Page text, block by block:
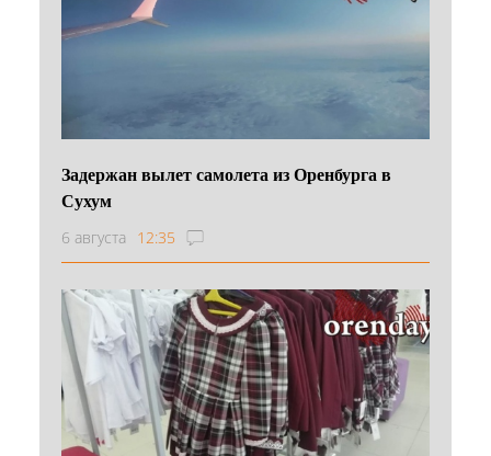
Задержан вылет самолета из Оренбурга в
Сухум
6 августа 12:35